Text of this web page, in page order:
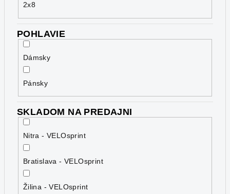
2x8
POHLAVIE
Dámsky
Pánsky
SKLADOM NA PREDAJNI
Nitra - VELOsprint
Bratislava - VELOsprint
Žilina - VELOsprint